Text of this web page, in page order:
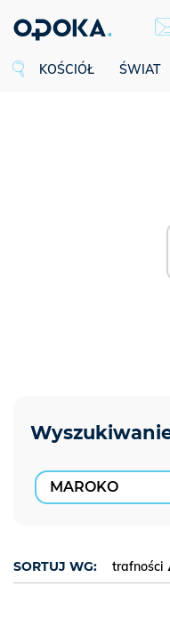
KOŚCIÓŁ ŚWIAT
SORTUJ WG: trafności